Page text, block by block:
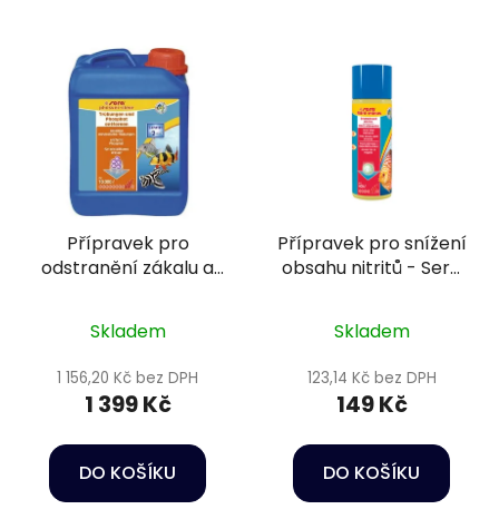
Přípravek pro
odstranění zákalu a
Skladem
1 156,20 Kč bez DPH
1 399 Kč
DO KOŠÍKU
Přípravek pro snížení
obsahu nitritů - Sera
Skladem
123,14 Kč bez DPH
149 Kč
DO KOŠÍKU